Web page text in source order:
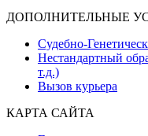
ДОПОЛНИТЕЛЬНЫЕ
Судебно-
Нестандартный
т.д.)
Вызов курьера
КАРТА САЙТА